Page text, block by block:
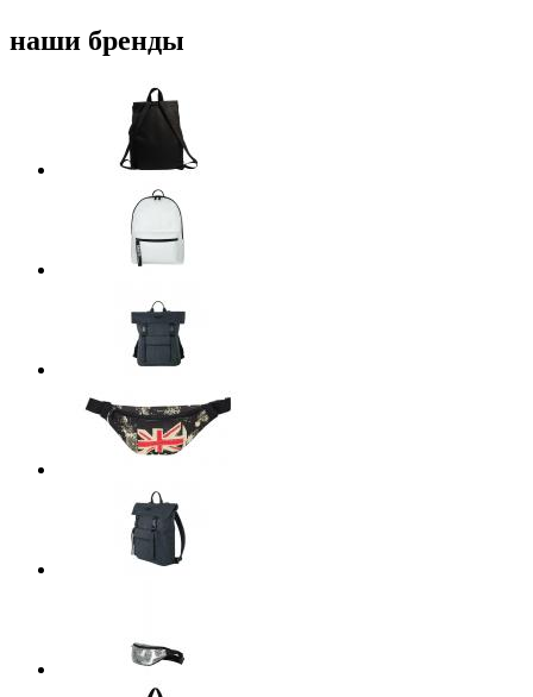
наши бренды